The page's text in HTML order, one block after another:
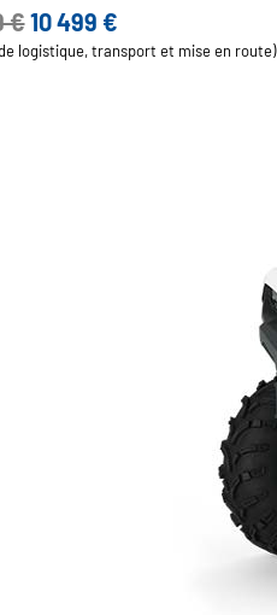
€10 499 €
logistique, transport et mise en route)